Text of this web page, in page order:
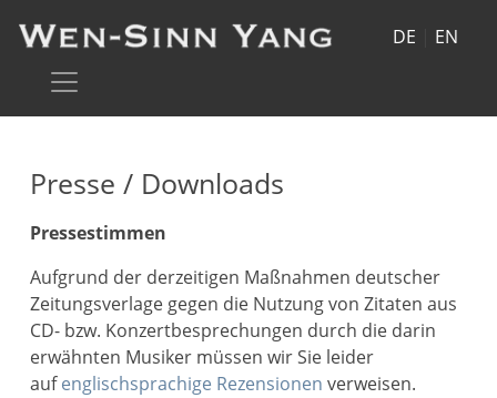
DE EN
Presse / Downloads
Pressestimmen
Aufgrund der derzeitigen Maßnahmen deutscher
Zeitungsverlage gegen die Nutzung von Zitaten aus
CD- bzw. Konzertbesprechungen durch die darin
erwähnten Musiker müssen wir Sie leider
aufenglischsprachige Rezensionen verweisen.